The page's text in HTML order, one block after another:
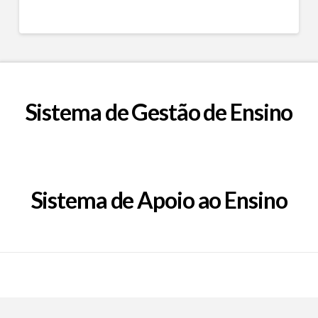
Sistema de Gestão de Ensino
Sistema de Apoio ao Ensino